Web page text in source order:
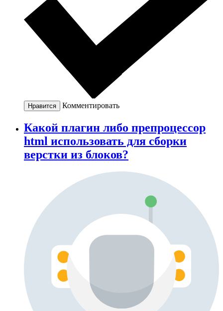
Нравится Комментировать
Какой плагин либо препроцессор
html использовать для сборки
верстки из блоков?